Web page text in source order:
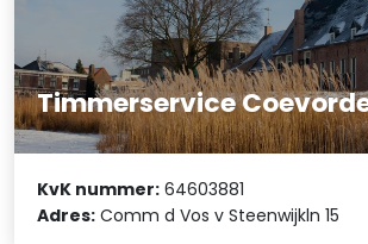
Timmerservice
KvK nummer: 64603881
Adres: Comm d Vos v Steenwijkln 15